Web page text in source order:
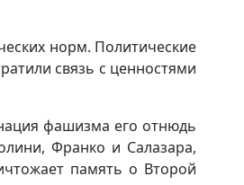
норм. Политические
связь с ценностями
фашизма его отнюдь
Франко и Салазара,
память о Второй